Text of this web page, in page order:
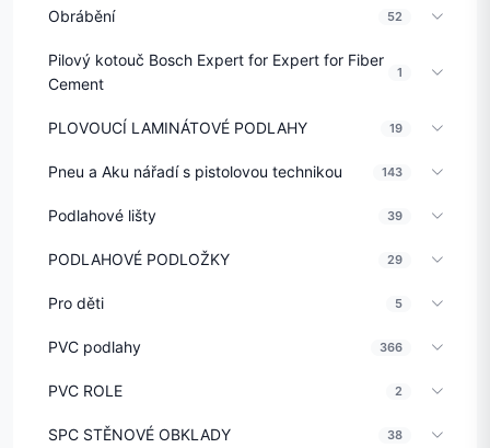
Obrábění 52
Pilový kotouč Bosch Expert for Expert for Fiber
Cement
1
PLOVOUCÍ LAMINÁTOVÉ PODLAHY 19
Pneu a Aku nářadí s pistolovou technikou 143
Podlahové lišty 39
PODLAHOVÉ PODLOŽKY 29
Pro děti 5
PVC podlahy 366
PVC ROLE 2
SPC STĚNOVÉ OBKLADY 38